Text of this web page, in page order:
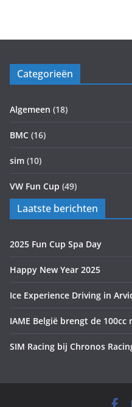
Categorieën
Algemeen (18)
BMC (16)
sim (10)
VW Fun Cup (49)
Laatste berichten
2025 Fun Cup Spa Day
Happy New Year 2025
Ice Experience Driving in
IAME België brengt de
SIM Racing bij Chronos